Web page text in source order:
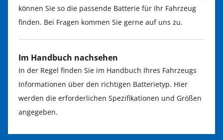
können Sie so die passende Batterie für Ihr Fahrzeug
finden. Bei Fragen kommen Sie gerne auf uns zu.
Im Handbuch nachsehen
In der Regel finden Sie im Handbuch Ihres Fahrzeugs
Informationen über den richtigen Batterietyp. Hier
werden die erforderlichen Spezifikationen und Größen
angegeben.